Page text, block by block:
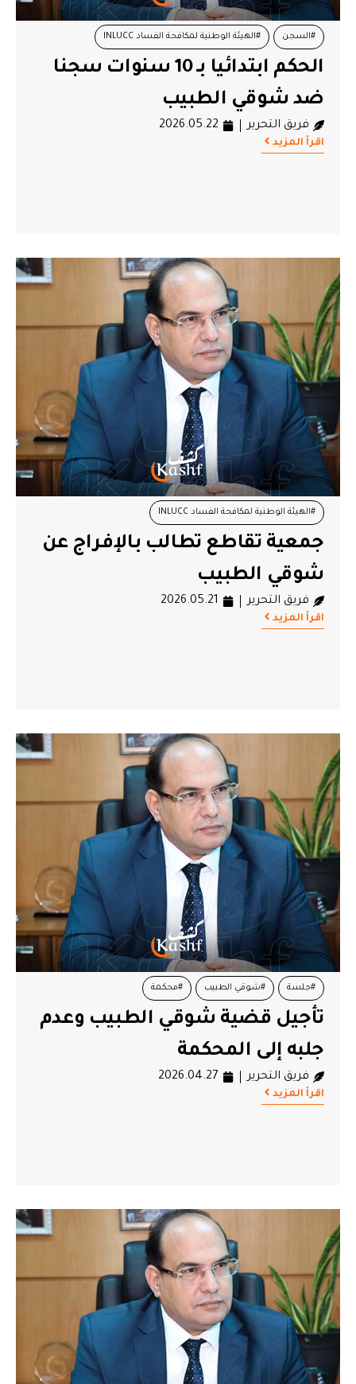
#السجن #الهيئة الوطنية لمكافحة الفساد INLUCC
#شوقي الطبيب #محاكمات
الحكم ابتدائيا بـ 10 سنوات سجنا
ضد شوقي الطبيب
فريق التحرير 2026.05.22
اقرأ المزيد
#الهيئة الوطنية لمكافحة الفساد INLUCC
#جمعية تقاطع من أجل الحقوق والحريات #شوقي الطبيب
#محاكمات
جمعية تقاطع تطالب بالإفراج عن
شوقي الطبيب
فريق التحرير 2026.05.21
اقرأ المزيد
#جلسة #شوقي الطبيب #محكمة
تأجيل قضية شوقي الطبيب وعدم
جلبه إلى المحكمة
فريق التحرير 2026.04.27
اقرأ المزيد